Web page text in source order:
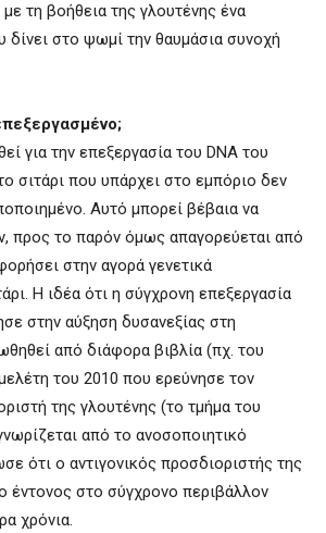
με τη βοήθεια της γλουτένης ένα
δίνει στο ψωμί την θαυμάσια συνοχή
για την επεξεργασία του DNA του
σιτάρι που υπάρχει στο εμπόριο δεν
Αυτό μπορεί βέβαια να
προς το παρόν όμως απαγορεύεται από
στην αγορά γενετικά
Η ιδέα ότι η σύγχρονη επεξεργασία
στην αύξηση δυσανεξίας στη
από διάφορα βιβλία (πχ. του
του 2010 που ερεύνησε τον
της γλουτένης (το τμήμα του
από το ανοσοποιητικό
ότι ο αντιγονικός προσδιοριστής της
έντονος στο σύγχρονο περιβάλλον
χρόνια.